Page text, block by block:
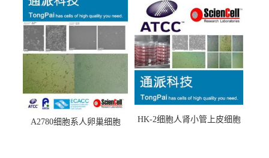
A2780细胞系人卵巢细胞
HK-2细胞人肾小管上皮细胞